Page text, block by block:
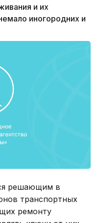
и их
иногородних и
решающим в
транспортных
ремонту